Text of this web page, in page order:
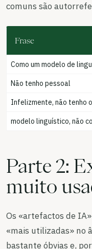
comuns são
Frase
Como um modelo de
Não tenho pessoal
Infelizmente, não tenho
modelo linguístico, não
Parte 2:
muito
Os «artefactos de
«mais utilizadas» no
bastante óbvias e,